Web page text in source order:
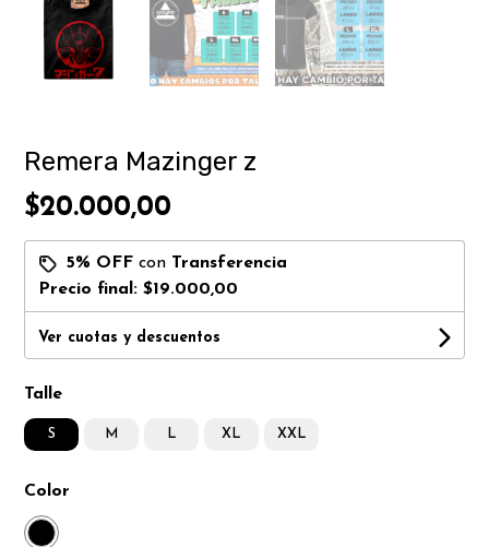
Remera Mazinger z
$20.000,00
5% OFF con Transferencia
Precio final:$19.000,00
Ver cuotas y descuentos
Talle
S M L XL XXL
Color